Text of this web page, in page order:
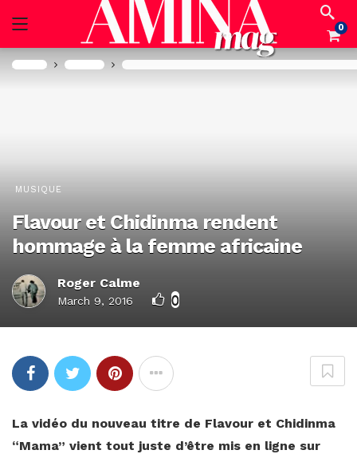
0
Accueil Musique Flavour et Chidinma rendent hommage à la
MUSIQUE
Flavour et Chidinma rendent
hommage à la femme africaine
Roger Calme
March 9, 2016 0
La vidéo du nouveau titre de Flavour et Chidinma
“Mama” vient tout juste d’être mis en ligne sur